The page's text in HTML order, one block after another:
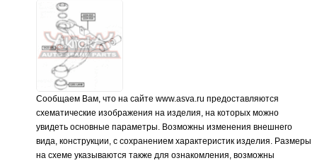
Сообщаем Вам, что на сайте www.asva.ru предоставляются
схематические изображения на изделия, на которых можно
увидеть основные параметры. Возможны изменения внешнего
вида, конструкции, с сохранением характеристик изделия. Размеры
на схеме указываются также для ознакомления, возможны